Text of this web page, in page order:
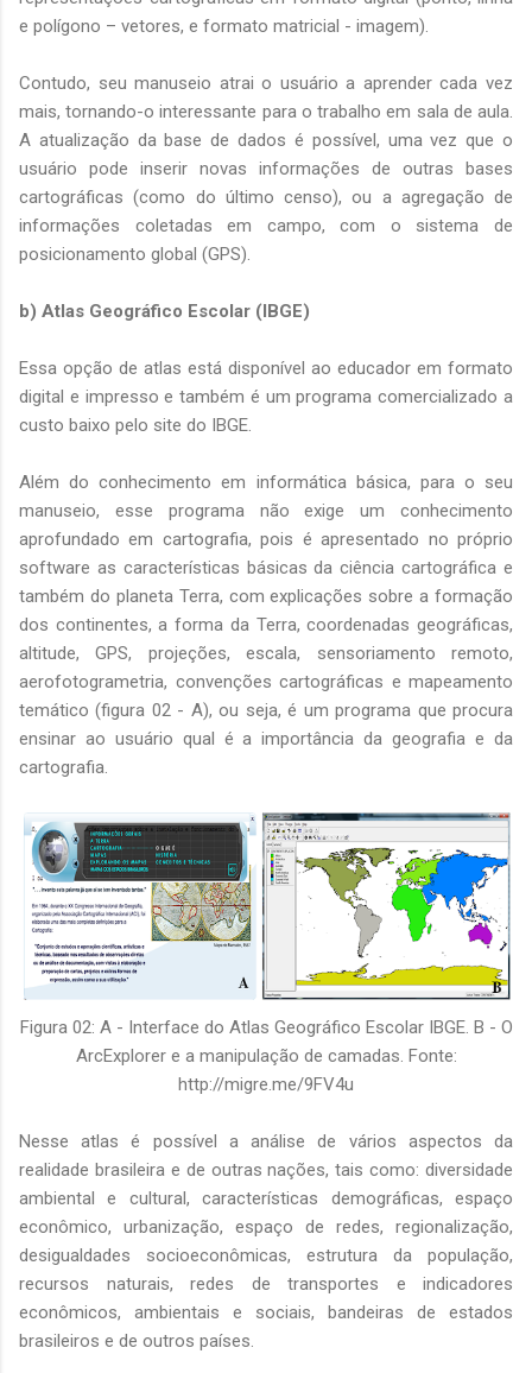
e polígono – vetores, e formato matricial - imagem).
Contudo, seu manuseio atrai o usuário a aprender cada vez
mais, tornando-o interessante para o trabalho em sala de aula.
A atualização da base de dados é possível, uma vez que o
usuário pode inserir novas informações de outras bases
cartográficas (como do último censo), ou a agregação de
informações coletadas em campo, com o sistema de
posicionamento global (GPS).
b) Atlas Geográfico Escolar (IBGE)
Essa opção de atlas está disponível ao educador em formato
digital e impresso e também é um programa comercializado a
custo baixo pelo site do IBGE.
Além do conhecimento em informática básica, para o seu
manuseio, esse programa não exige um conhecimento
aprofundado em cartografia, pois é apresentado no próprio
software as características básicas da ciência cartográfica e
também do planeta Terra, com explicações sobre a formação
dos continentes, a forma da Terra, coordenadas geográficas,
altitude, GPS, projeções, escala, sensoriamento remoto,
aerofotogrametria, convenções cartográficas e mapeamento
temático (figura 02 - A), ou seja, é um programa que procura
ensinar ao usuário qual é a importância da geografia e da
cartografia.
Figura 02: A - Interface do Atlas Geográfico Escolar IBGE. B - O
ArcExplorer e a manipulação de camadas. Fonte:
http://migre.me/9FV4u
Nesse atlas é possível a análise de vários aspectos da
realidade brasileira e de outras nações, tais como: diversidade
ambiental e cultural, características demográficas, espaço
econômico, urbanização, espaço de redes, regionalização,
desigualdades socioeconômicas, estrutura da população,
recursos naturais, redes de transportes e indicadores
econômicos, ambientais e sociais, bandeiras de estados
brasileiros e de outros países.